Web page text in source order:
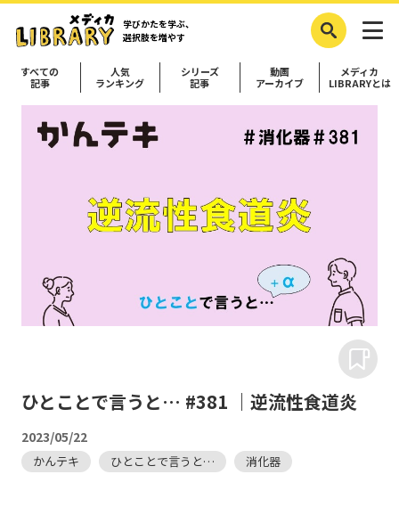
学びかたを学ぶ、
選択肢を増やす
すべての
記事
人気
ランキング
シリーズ
記事
動画
アーカイブ
メディカ
LIBRARYとは
ひとことで言うと… #381 ｜逆流性食道炎
2023/05/22
かんテキ ひとことで言うと… 消化器